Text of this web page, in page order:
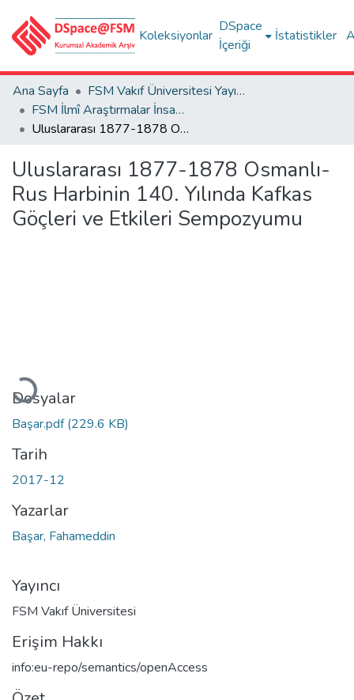
Koleksiyonlar
DSpace
İçeriği
İstatistikler
Ana Sayfa
FSM Vakıf Üniversitesi Yayınları / Publications of FSM Vakif University
FSM İlmî Araştırmalar İnsan ve Toplum Bilimleri Dergisi
Uluslararası 1877-1878 Osmanlı-Rus Harbinin 140. Yılında Kafkas Göçleri ve Etkileri Sempozyumu
Uluslararası 1877-1878 Osmanlı-
Rus Harbinin 140. Yılında Kafkas
Göçleri ve Etkileri Sempozyumu
Yükleniyor...
Dosyalar
Başar.pdf(229.6 KB)
Tarih
2017-12
Yazarlar
Başar, Fahameddin
Yayıncı
FSM Vakıf Üniversitesi
Erişim Hakkı
info:eu-repo/semantics/openAccess